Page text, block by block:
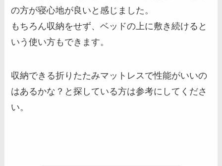
の方が寝心地が良いと感じました。
もちろん収納をせず、ベッドの上に敷き続けると
いう使い方もできます。
収納できる折りたたみマットレスで性能がいいの
はあるかな？と探している方は参考にしてくださ
い。